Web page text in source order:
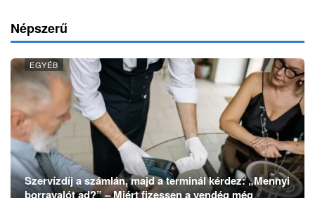
Népszerű
EGYÉB
Szervízdíj a számlán, majd a terminál kérdez: „Mennyi
borravalót ad?” – Miért fizessen a vendég még